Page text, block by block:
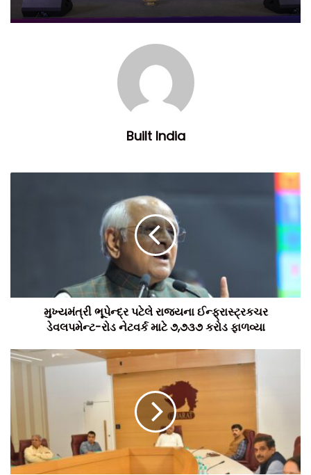
આ નગરોમાં નવા માળખાગત પ્રોજેક્ટ્સની યોજના
નાણાં અને
અમલીકરણ માટે એક પ્રોજેક્ટ મંજૂરી અને દેખરેખ સમિતિની રચના
કરવામાં આવી છે. “આનો ઉદ્દેશ્ય આ આઉટગ્રોથ વિસ્તારોની પરિવહન
નાગરિક સુવિધાઓ અને મૂળભૂત માળખાગત સુવિધાઓને
નજીકના શહેરોની સમકક્ષ બનાવવાનો છે
તેવું એક સરકારી
યુડીડીના મુખ્ય સચિવની અધ્યક્ષતામાં ઉચ્ચ-શક્તિવાળી સમિતિ
ભવિષ્યવાદી માળખાગત આયોજન
આધુનિક જાહેર પરિવહન જોડાણો
અને મુખ્ય શહેરો અને તેમના સેટેલાઈટ સમકક્ષો વચ્ચે સુમેળભર્યા
વિકાસ પર ધ્યાન કેન્દ્રિત કરશે. સમિતિના અન્ય સભ્યોમાં મ્યુનિસિપલ
વહીવટ કમિશનર,બધા મ્યુનિસિપલ કમિશનરો
શહેરી વિકાસ
સત્તાવાળાઓ (યુડીએ) ના સીઈઓ અને પ્રવાસન,ઉદ્યોગો અને ખાણો,
નાગરિક ઉડ્ડયન
આવાસ અને શિક્ષણ જેવા મુખ્ય વિભાગોના લગભગ
Built India
મુખ્યમંત્રી ભૂપેન્દ્ર પટેલે રાજ્યના ઈન્ફ્રાસ્ટ્રકચર
ડેવલપમેન્ટ-રોડ નેટવર્ક માટે ૭,૭૩૭ કરોડ ફાળવ્યા